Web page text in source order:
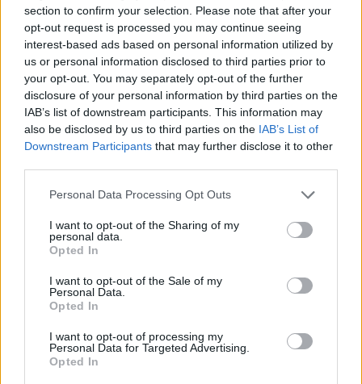
section to confirm your selection. Please note that after your
opt-out request is processed you may continue seeing
interest-based ads based on personal information utilized by
us or personal information disclosed to third parties prior to
your opt-out. You may separately opt-out of the further
disclosure of your personal information by third parties on the
IAB’s list of downstream participants. This information may
also be disclosed by us to third parties on the IAB’s List of
Downstream Participants that may further disclose it to other
Personal Data Processing Opt Outs
I want to opt-out of the Sharing of my
personal data.
Opted In
I want to opt-out of the Sale of my
Personal Data.
Opted In
I want to opt-out of processing my
Personal Data for Targeted Advertising.
Opted In
A cikkben szó esik arról is, hogy 2023 óta minden évben
megemlékezést tartanak a Kölcsey Gimnáziumnál az elbocsátott
tanárok tiszteletére. A Tanítanék Mozgalom most azt szeretné elérni,
hogy a dátum országos jelentőségű emléknappá váljon. A szerzők
szerint a polgári ellenállás történetének és szereplőinek megőrzése
nemcsak a múlt feldolgozása miatt fontos, hanem azért is, mert „a
demokrácia alapköve az állampolgárok ellenállása az önkénnyel
szemben”.
Sürgős kérdésekről egyeztetett Lannert Judit és a
Tanítanék Mozgalom
A sztrájkjog visszaállítása, a tankerületek átvilágítása, az SNI ellátás
helyzete – többek között ezekről egyeztetett az oktatási és
gyermekügyi miniszter civil szervezetek képviselőivel.